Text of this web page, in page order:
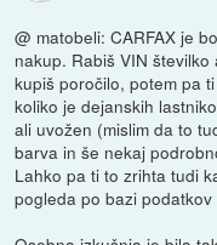
@ matobeli: CARFAX je
nakup. Rabiš VIN
kupiš poročilo, potem pa
koliko je dejanskih
ali uvožen (mislim da to
barva in še nekaj
Lahko pa ti to zrihta tudi
pogleda po bazi